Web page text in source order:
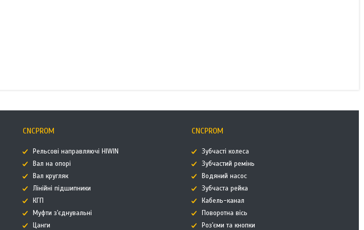
CNCPROM
Рельсові направляючі HIWIN
Вал на опорі
Вал кругляк
Лінійні підшипники
КГП
Муфти з'єднувальні
Цанги
CNCPROM
Зубчасті колеса
Зубчастий ремінь
Водяний насос
Зубчаста рейка
Кабель-канал
Поворотна вісь
Роз'єми та кнопки